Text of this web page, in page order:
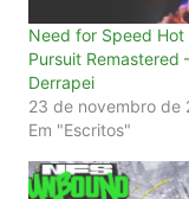
Need for Speed Hot
Pursuit Remastered
Derrapei
23 de novembro de
Em "Escritos"